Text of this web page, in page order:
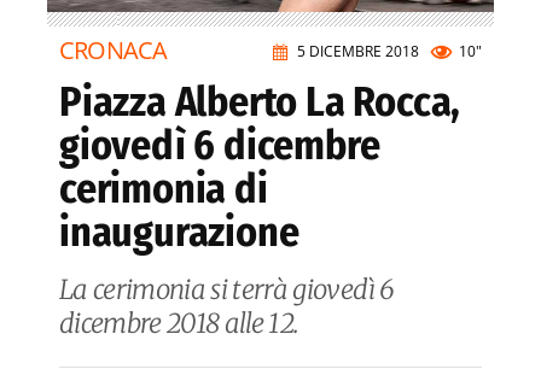
5 DICEMBRE 2018 10"
CRONACA
Piazza Alberto La Rocca,
giovedì 6 dicembre
cerimonia di
inaugurazione
La cerimonia si terrà giovedì 6
dicembre 2018 alle 12.